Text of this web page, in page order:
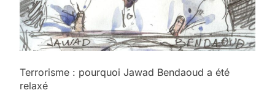
Terrorisme : pourquoi Jawad Bendaoud a été
relaxé